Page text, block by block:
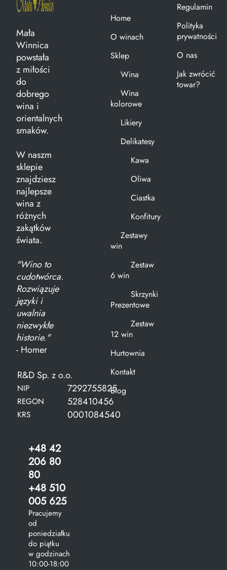
Mała
Winnica
powstała
z miłości
do
dobrego
wina i
orientalnych
smaków.
W naszm
sklepie
znajdziesz
najlepsze
wina z
różnych
zakątków
świata.
"Wino to
cudotwórca.
Rozwiązuje
języki i
uwalnia
niezwykłe
historie."
- Homer
R&D Sp. z o.o.
NIP 7292755825
REGON 528410456
KRS 0001084540
+48 42
206 80
80
+48 510
005 625
Pracujemy
od
poniedziałku
do piątku
w godzinach
10:00-18:00
Home
O winach
Sklep
Wina
Wina
kolorowe
Likiery
Delikatesy
Kawa
Oliwa
Ciastka
Konfitury
Zestawy
win
Zestaw
6 win
Skrzynki
Prezentowe
Zestaw
12 win
Hurtownia
Kontakt
Blog
Regulamin
Polityka
prywatności
O nas
Jak zwrócić
towar?